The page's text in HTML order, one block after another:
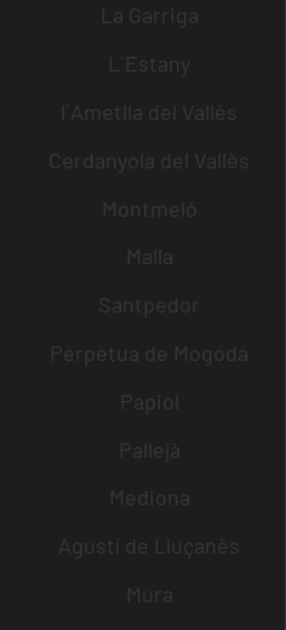
La Garriga
L´Estany
l´Ametlla del Vallès
Cerdanyola del Vallès
Montmeló
Malla
Santpedor
Perpètua de Mogoda
Papiol
Pallejà
Mediona
Agustí de Lluçanès
Mura